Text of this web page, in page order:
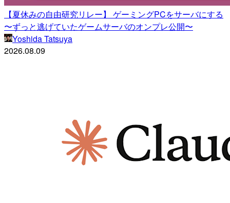
【夏休みの自由研究リレー】 ゲーミングPCをサーバにする
〜ずっと逃げていたゲームサーバのオンプレ公開〜
Yoshida Tatsuya
2026.08.09